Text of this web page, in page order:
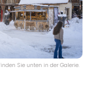
Sie unten in der Galerie.